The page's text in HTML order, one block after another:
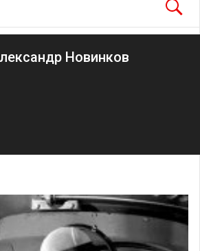
Новинков